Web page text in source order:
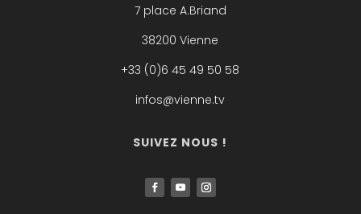
7 place A.Briand
38200 Vienne
+33 (0)6 45 49 50 58
infos@vienne.tv
SUIVEZ NOUS !